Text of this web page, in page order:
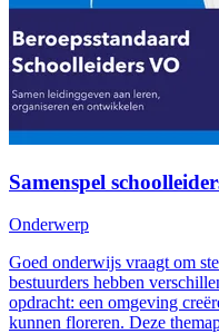
Samenspel
Onderwerp
Goed onderwijs vraagt om
bestuurders hebben
opdracht: een omgeving
kunnen floreren. Deze